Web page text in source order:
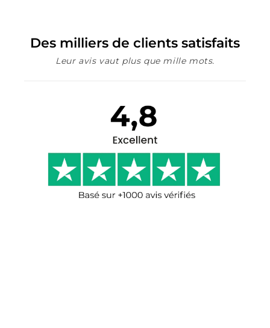
Des milliers de clients satisfaits
Leur avis vaut plus que mille mots.